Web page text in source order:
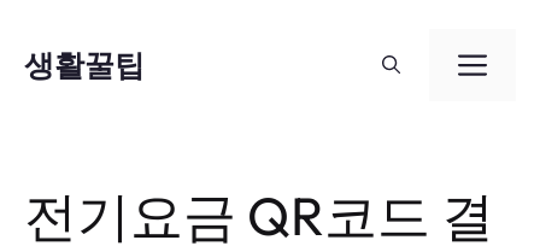
생활꿀팁
메
전기요금 QR코드 결